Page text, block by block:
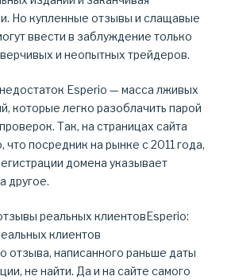
Но купленные отзывы и слащавые
ввести в заблуждение только
и неопытных трейдеров.
Esperio — масса лживых
которые легко разоблачить парой
Так, на страницах сайта
что посредник на рынке с 2011 года,
домена указывает
другое.
реальных клиентовEsperio:
клиентов
отзыва, написанного раньше даты
не найти. Да и на сайте самого